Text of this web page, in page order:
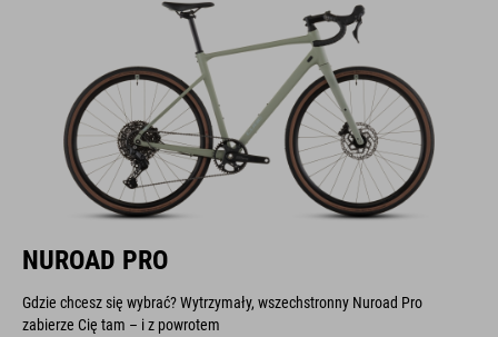
NUROAD PRO
zabierze Cię tam – i z powrotem